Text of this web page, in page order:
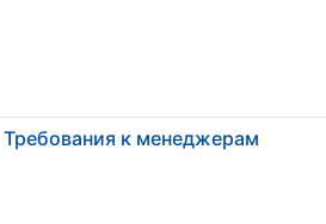
Требования к менеджерам